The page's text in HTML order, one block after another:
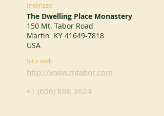
Indirizzo
The Dwelling Place Monastery
150 Mt. Tabor Road
Martin KY 41649-7818
USA
Sito web
http://www.mtabor.com
+1 (606) 886 3624